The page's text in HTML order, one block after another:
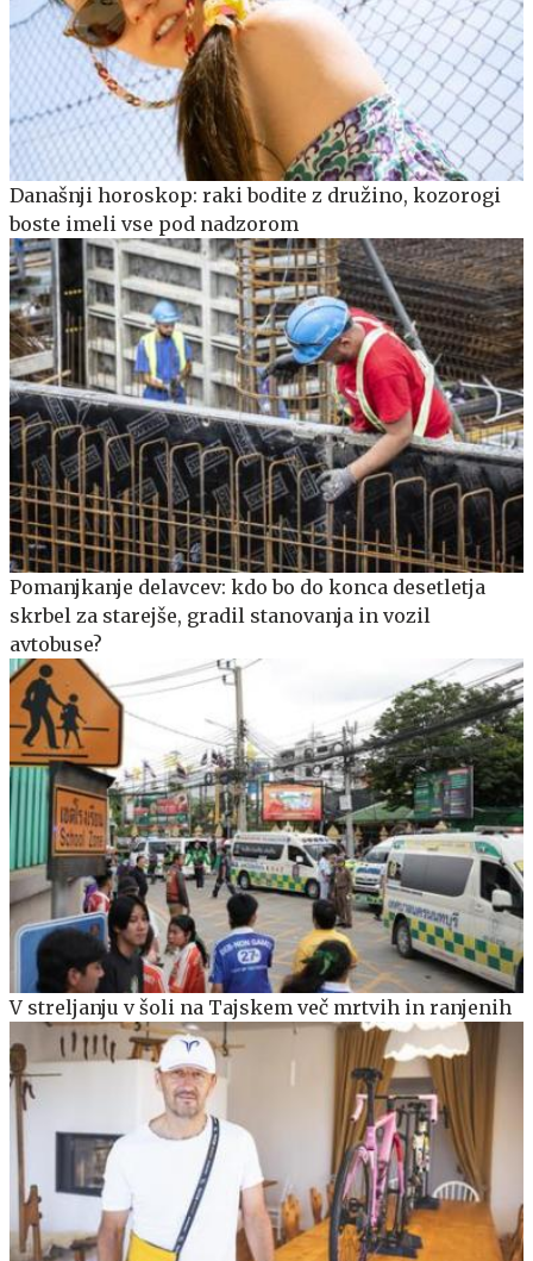
Današnji horoskop: raki bodite z družino, kozorogi
boste imeli vse pod nadzorom
Pomanjkanje delavcev: kdo bo do konca desetletja
skrbel za starejše, gradil stanovanja in vozil
avtobuse?
V streljanju v šoli na Tajskem več mrtvih in ranjenih